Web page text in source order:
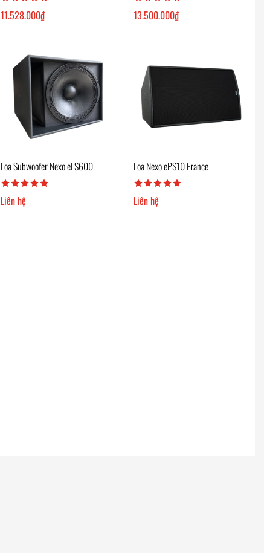
11.528.000₫ 13.500.000₫
Loa Subwoofer Nexo eLS600
Liên hệ
Loa Nexo ePS10 France
Liên hệ